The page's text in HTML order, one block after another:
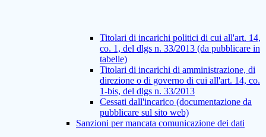
Titolari di incarichi politici di cui all'art. 14,
co. 1, del dlgs n. 33/2013 (da pubblicare in
tabelle)
Titolari di incarichi di amministrazione, di
direzione o di governo di cui all'art. 14, co.
1-bis, del dlgs n. 33/2013
Cessati dall'incarico (documentazione da
pubblicare sul sito web)
Sanzioni per mancata comunicazione dei dati